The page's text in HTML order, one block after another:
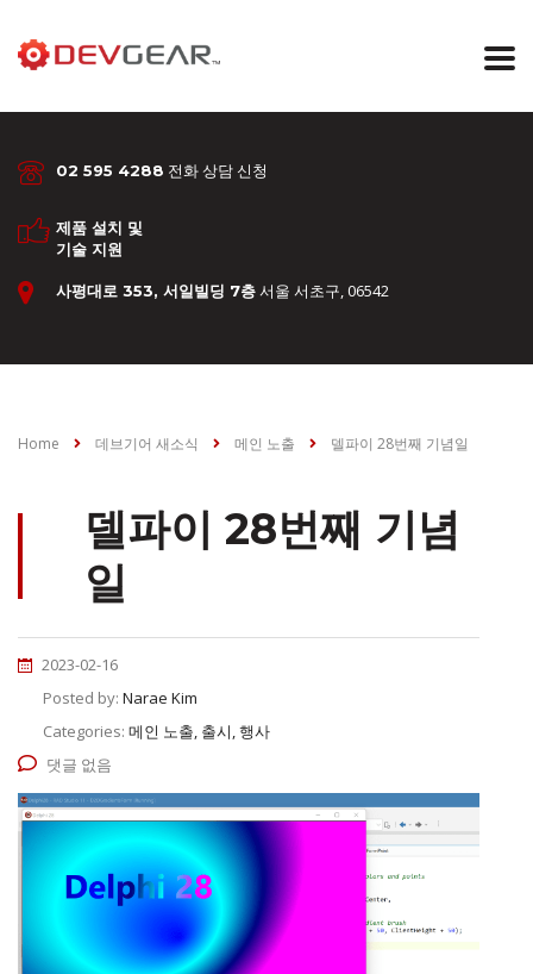
02 595 4288 전화 상담 신청
제품 설치 및
기술 지원
사평대로 353, 서일빌딩 7층서울 서초구, 06542
Home 데브기어 새소식 메인 노출 델파이 28번째 기념일
델파이 28번째 기념
일
2023-02-16
Posted by: Narae Kim
Categories: 메인 노출, 출시, 행사
댓글 없음